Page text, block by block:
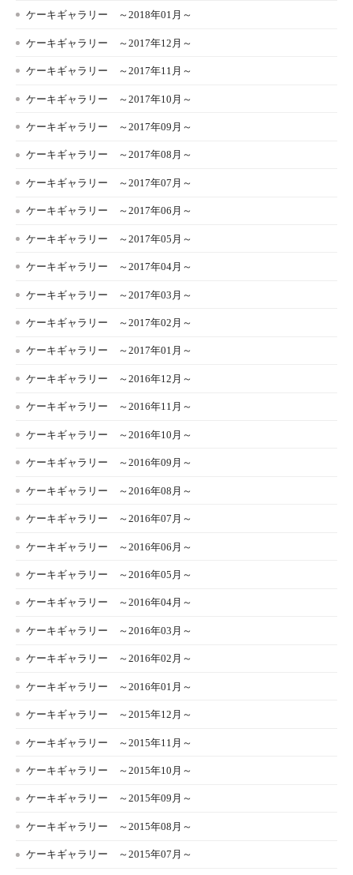
ケーキギャラリー ～2018年01月～
ケーキギャラリー ～2017年12月～
ケーキギャラリー ～2017年11月～
ケーキギャラリー ～2017年10月～
ケーキギャラリー ～2017年09月～
ケーキギャラリー ～2017年08月～
ケーキギャラリー ～2017年07月～
ケーキギャラリー ～2017年06月～
ケーキギャラリー ～2017年05月～
ケーキギャラリー ～2017年04月～
ケーキギャラリー ～2017年03月～
ケーキギャラリー ～2017年02月～
ケーキギャラリー ～2017年01月～
ケーキギャラリー ～2016年12月～
ケーキギャラリー ～2016年11月～
ケーキギャラリー ～2016年10月～
ケーキギャラリー ～2016年09月～
ケーキギャラリー ～2016年08月～
ケーキギャラリー ～2016年07月～
ケーキギャラリー ～2016年06月～
ケーキギャラリー ～2016年05月～
ケーキギャラリー ～2016年04月～
ケーキギャラリー ～2016年03月～
ケーキギャラリー ～2016年02月～
ケーキギャラリー ～2016年01月～
ケーキギャラリー ～2015年12月～
ケーキギャラリー ～2015年11月～
ケーキギャラリー ～2015年10月～
ケーキギャラリー ～2015年09月～
ケーキギャラリー ～2015年08月～
ケーキギャラリー ～2015年07月～